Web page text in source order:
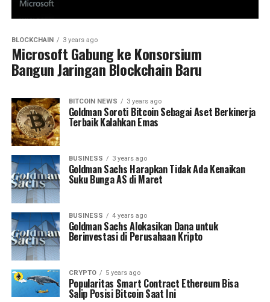
BLOCKCHAIN 3 years ago
Microsoft Gabung ke Konsorsium
Bangun Jaringan Blockchain Baru
BITCOIN NEWS 3 years ago
Goldman Soroti Bitcoin Sebagai Aset Berkinerja
Terbaik Kalahkan Emas
BUSINESS 3 years ago
Goldman Sachs Harapkan Tidak Ada Kenaikan
Suku Bunga AS di Maret
BUSINESS 4 years ago
Goldman Sachs Alokasikan Dana untuk
Berinvestasi di Perusahaan Kripto
CRYPTO 5 years ago
Popularitas Smart Contract Ethereum Bisa
Salip Posisi Bitcoin Saat Ini